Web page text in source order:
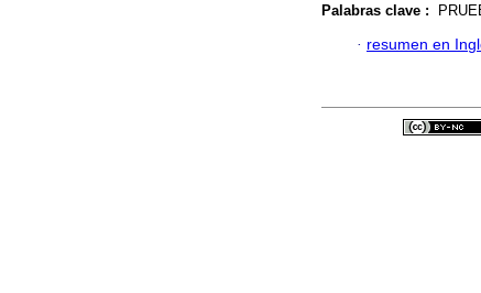
Palabras clave :
· resumen en